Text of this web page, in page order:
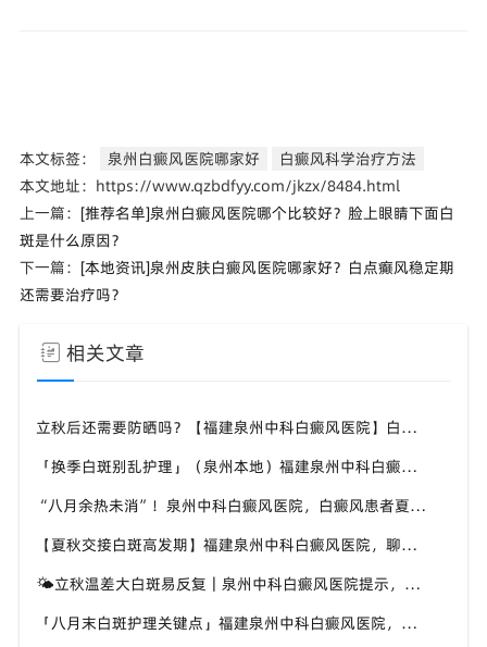
本文标签： 泉州白癜风医院哪家好
白癜风科学治疗方法
本文地址：https://www.qzbdfyy.com/jkzx/8484.html
上一篇： [推荐名单]泉州白癜风医院哪个比较好？脸上眼睛下面白
斑是什么原因？
下一篇： [本地资讯]泉州皮肤白癜风医院哪家好？白点癫风稳定期
还需要治疗吗？
相关文章
立秋后还需要防晒吗？【福建泉州中科白癜风医院】白癜风人群夏秋防晒切勿直接摆烂
「换季白斑别乱护理」（泉州本地）福建泉州中科白癜风医院，教你平稳度过夏秋转换时节
“八月余热未消”！泉州中科白癜风医院，白癜风患者夏秋交替，这几件事要记牢
【夏秋交接白斑高发期】福建泉州中科白癜风医院，聊聊入秋后白癜风该如何科学照料
🌤立秋温差大白斑易反复｜泉州中科白癜风医院提示，换季时期白斑养护千万别松懈
「八月末白斑护理关键点」福建泉州中科白癜风医院，立秋换季，谨防白癜风趁虚加重